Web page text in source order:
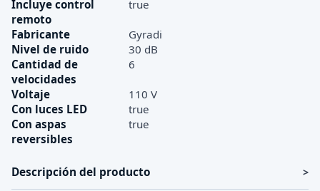
Incluye control
remoto
true
Fabricante
Gyradi
Nivel de ruido
30 dB
Cantidad de
velocidades
6
Voltaje
110 V
Con luces LED
true
Con aspas
reversibles
true
Descripción del producto